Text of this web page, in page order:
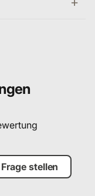
Frage stellen